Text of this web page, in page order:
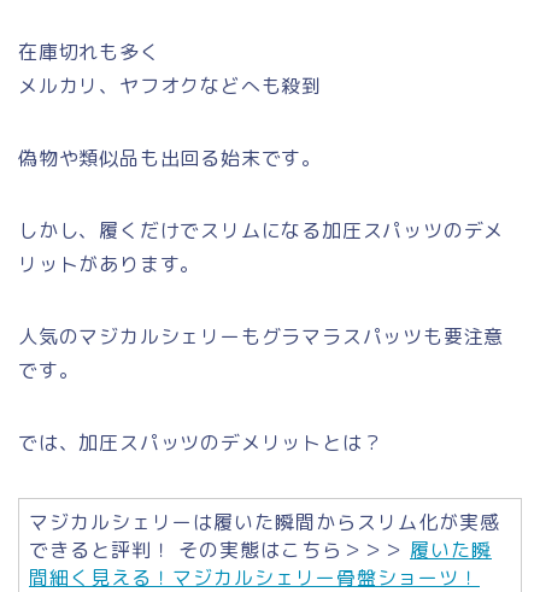
在庫切れも多く
メルカリ、ヤフオクなどへも殺到
偽物や類似品も出回る始末です。
しかし、履くだけでスリムになる加圧スパッツのデメ
リットがあります。
人気のマジカルシェリーもグラマラスパッツも要注意
です。
では、加圧スパッツのデメリットとは？
マジカルシェリーは履いた瞬間からスリム化が実感
できると評判！ その実態はこちら＞＞＞ 履いた瞬
間細く見える！マジカルシェリー骨盤ショーツ！